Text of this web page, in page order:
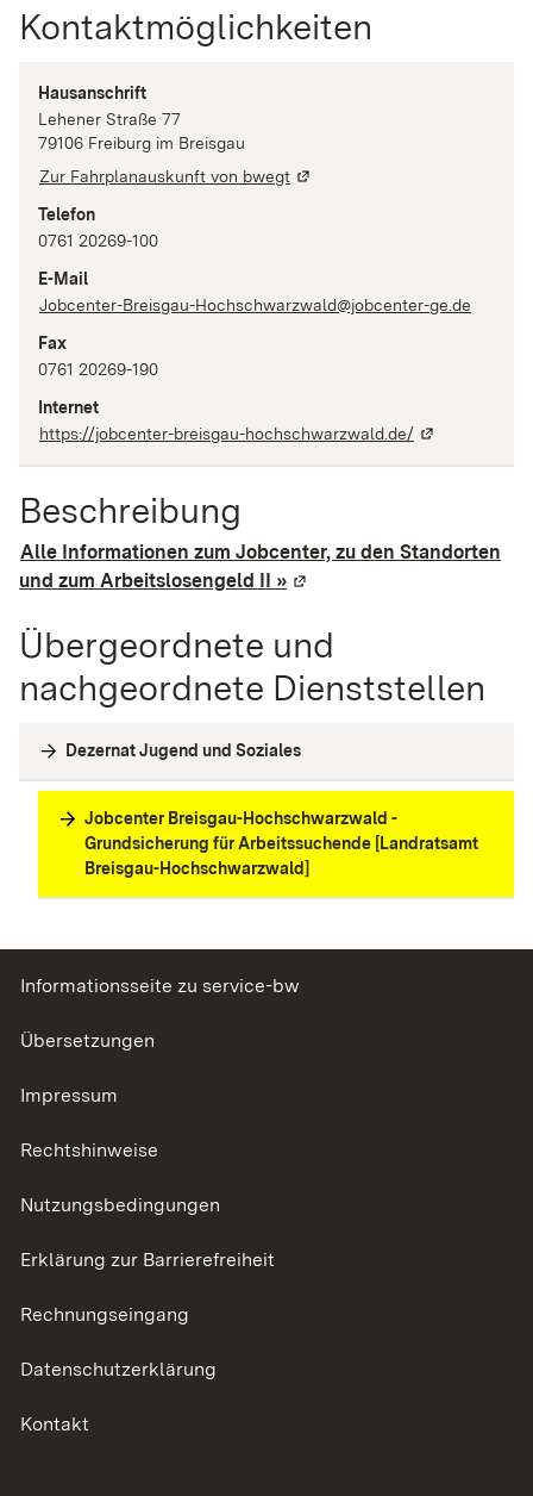
Kontaktmöglichkeiten
Hausanschrift
Lehener Straße 77
79106 Freiburg im Breisgau
Zur Fahrplanauskunft von bwegt
Telefon
0761 20269-100
E-Mail
Jobcenter-Breisgau-Hochschwarzwald@jobcenter-ge.de
Fax
0761 20269-190
Internet
https://jobcenter-breisgau-hochschwarzwald.de/
Beschreibung
Alle Informationen zum Jobcenter, zu den Standorten
und zum Arbeitslosengeld II » (Wird in einem neuen
Übergeordnete und
nachgeordnete Dienststellen
Dezernat Jugend und Soziales
Jobcenter Breisgau-Hochschwarzwald -
Grundsicherung für Arbeitssuchende [Landratsamt
Breisgau-Hochschwarzwald]
Informationsseite zu service-bw
Übersetzungen
Impressum
Rechtshinweise
Nutzungsbedingungen
Erklärung zur Barrierefreiheit
Rechnungseingang
Datenschutzerklärung
Kontakt